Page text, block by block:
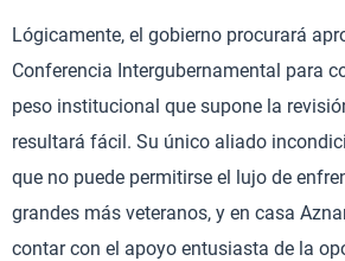
Lógicamente, el gobierno procurará
Conferencia Intergubernamental para
peso institucional que supone la
resultará fácil. Su único aliado
que no puede permitirse el lujo de
grandes más veteranos, y en casa
contar con el apoyo entusiasta de la